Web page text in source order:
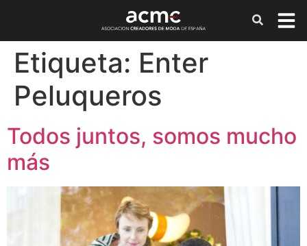
Etiqueta: Enter
Peluqueros
Todos juntos, somos mucho
más